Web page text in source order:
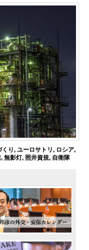
くり, ユーロサトリ, ロシア,
,無影灯, 照井資規, 自衛隊